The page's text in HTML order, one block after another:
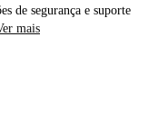
de segurança e suporte
mais